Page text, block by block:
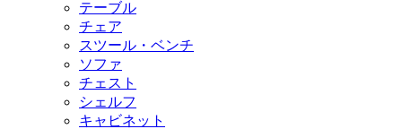
テーブル
チェア
スツール・ベンチ
ソファ
チェスト
シェルフ
キャビネット